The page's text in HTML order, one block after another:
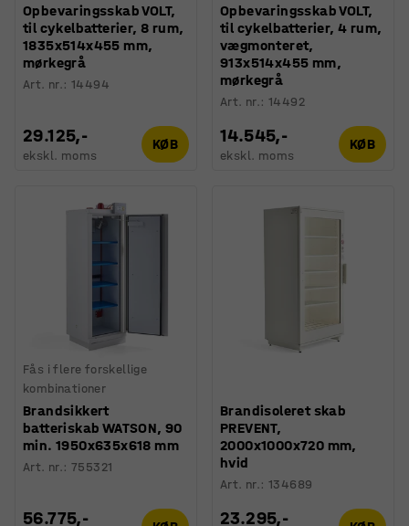
Opbevaringsskab VOLT,
til cykelbatterier, 8 rum,
1835x514x455 mm,
mørkegrå
Art. nr.:14494
29.125,-
ekskl. moms
KØB
Opbevaringsskab VOLT,
til cykelbatterier, 4 rum,
vægmonteret,
913x514x455 mm,
mørkegrå
Art. nr.:14492
14.545,-
ekskl. moms
KØB
Fås i flere forskellige
kombinationer
Brandsikkert
batteriskab WATSON, 90
min. 1950x635x618 mm
Art. nr.:755321
56.775,-
Brandisoleret skab
PREVENT,
2000x1000x720 mm,
hvid
Art. nr.:134689
23.295,-